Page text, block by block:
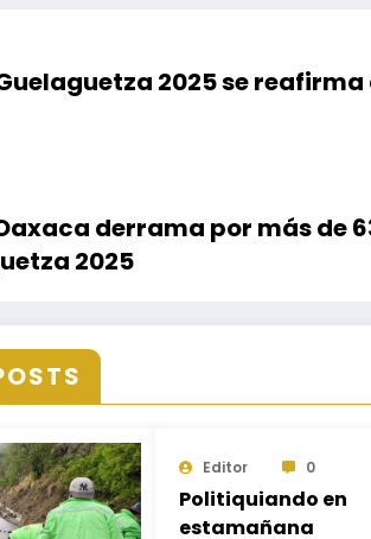
2025 se
derrama por más de
2025
Editor 0
Politiquiando en
estamañana